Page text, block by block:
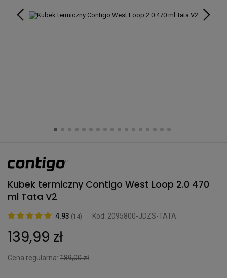
Kubek termiczny Contigo West Loop 2.0 470
ml Tata V2
4.93 (14) Kod: 2095800-JDZS-TATA
139,99 zł
Cena regularna: 189,00 zł